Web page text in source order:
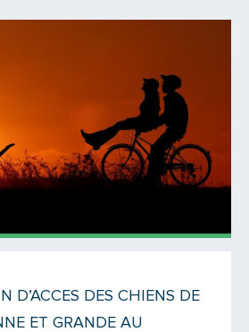
sur cet article
D’ACCES DES CHIENS DE
ET GRANDE AU